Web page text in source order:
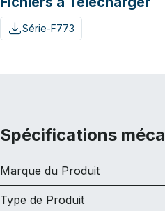
Série-F773
Spécifications
Marque du Produit
Type de Produit